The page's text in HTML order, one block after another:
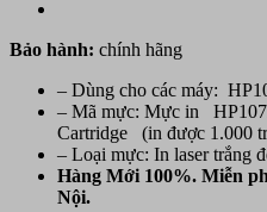
Bảo hành: chính hãng
– Dùng cho các máy:
– Mã mực: Mực in
Cartridge (in được 1.000
– Loại mực: In laser trắng
Hàng Mới 100%. Miễn
Nội.